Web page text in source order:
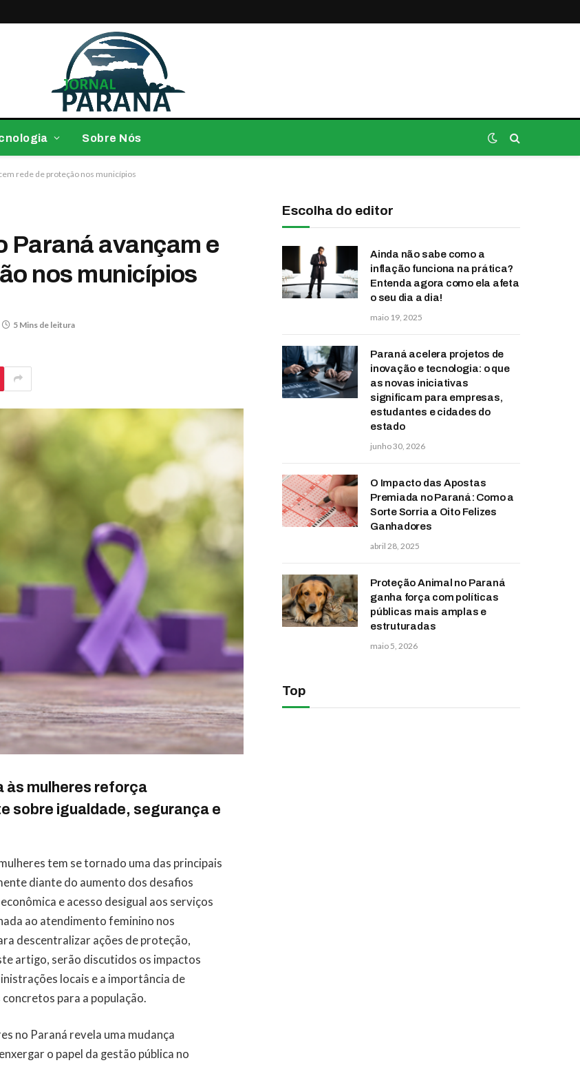
Sobre Nós
rede de proteção nos municípios
Paraná avançam e
nos municípios
5 Mins de leitura
às mulheres reforça
sobre igualdade, segurança e
tem se tornado uma das principais
diante do aumento dos desafios
e acesso desigual aos serviços
ao atendimento feminino nos
descentralizar ações de proteção,
artigo, serão discutidos os impactos
locais e a importância de
para a população.
no Paraná revela uma mudança
o papel da gestão pública no
Escolha do editor
Ainda não sabe como a
inflação funciona na prática?
Entenda agora como ela afeta
o seu dia a dia!
maio 19, 2025
Paraná acelera projetos de
inovação e tecnologia: o que
as novas iniciativas
significam para empresas,
estudantes e cidades do
estado
junho 30, 2026
O Impacto das Apostas
Premiada no Paraná: Como a
Sorte Sorria a Oito Felizes
Ganhadores
abril 28, 2025
Proteção Animal no Paraná
ganha força com políticas
públicas mais amplas e
estruturadas
maio 5, 2026
Top